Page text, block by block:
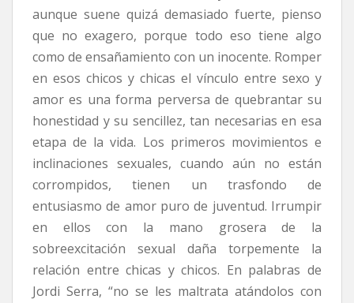
aunque suene quizá demasiado fuerte, pienso
que no exagero, porque todo eso tiene algo
como de ensañamiento con un inocente. Romper
en esos chicos y chicas el vínculo entre sexo y
amor es una forma perversa de quebrantar su
honestidad y su sencillez, tan necesarias en esa
etapa de la vida. Los primeros movimientos e
inclinaciones sexuales, cuando aún no están
corrompidos, tienen un trasfondo de
entusiasmo de amor puro de juventud. Irrumpir
en ellos con la mano grosera de la
sobreexcitación sexual daña torpemente la
relación entre chicas y chicos. En palabras de
Jordi Serra, “no se les maltrata atándolos con